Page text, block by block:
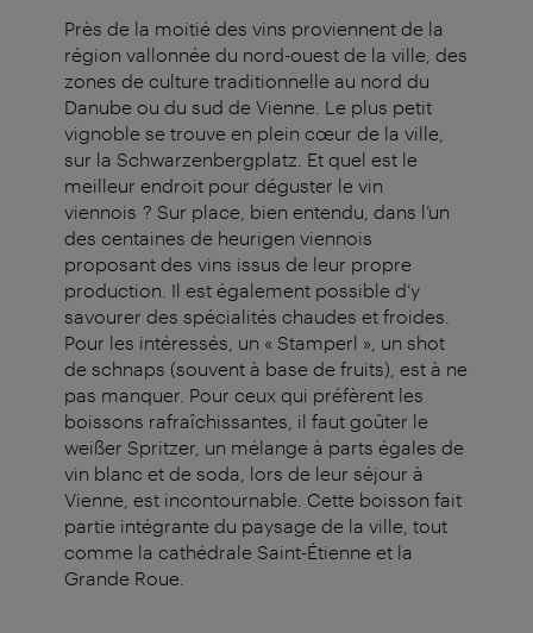
Près de la moitié des vins proviennent de la
région vallonnée du nord-ouest de la ville, des
zones de culture traditionnelle au nord du
Danube ou du sud de Vienne. Le plus petit
vignoble se trouve en plein cœur de la ville,
sur la Schwarzenbergplatz. Et quel est le
meilleur endroit pour déguster le vin
viennois ? Sur place, bien entendu, dans l’un
des centaines de heurigen viennois
proposant des vins issus de leur propre
production. Il est également possible d’y
savourer des spécialités chaudes et froides.
Pour les intéressés, un « Stamperl », un shot
de schnaps (souvent à base de fruits), est à ne
pas manquer. Pour ceux qui préfèrent les
boissons rafraîchissantes, il faut goûter le
weißer Spritzer, un mélange à parts égales de
vin blanc et de soda, lors de leur séjour à
Vienne, est incontournable. Cette boisson fait
partie intégrante du paysage de la ville, tout
comme la cathédrale Saint-Étienne et la
Grande Roue.